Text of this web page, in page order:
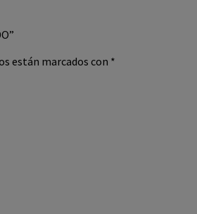
están marcados con *